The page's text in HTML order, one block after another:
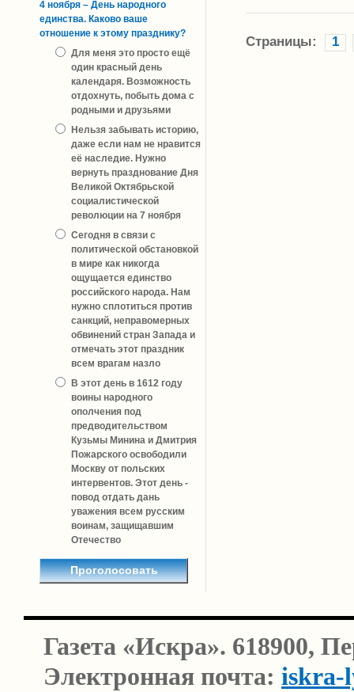
4 ноября – День народного
единства. Каково ваше
отношение к этому празднику?
Для меня это просто ещё
один красный день
календаря. Возможность
отдохнуть, побыть дома с
родными и друзьями
Нельзя забывать историю,
даже если нам не нравится
её наследие. Нужно
вернуть празднование Дня
Великой Октябрьской
социалистической
революции на 7 ноября
Сегодня в связи с
политической обстановкой
в мире как никогда
ощущается единство
российского народа. Нам
нужно сплотиться против
санкций, неправомерных
обвинений стран Запада и
отмечать этот праздник
всем врагам назло
В этот день в 1612 году
воины народного
ополчения под
предводительством
Кузьмы Минина и Дмитрия
Пожарского освободили
Москву от польских
интервентов. Этот день -
повод отдать дань
уважения всем русским
воинам, защищавшим
Отечество
Страницы: 1
Газета «Искра». 618900,
Электронная почта: iskra-